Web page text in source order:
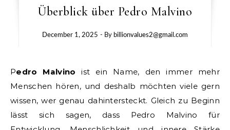
Überblick über Pedro Malvino
December 1, 2025 - By billionvalues2@gmail.com
Pedro Malvino ist ein Name, den immer mehr
Menschen hören, und deshalb möchten viele gern
wissen, wer genau dahintersteckt. Gleich zu Beginn
lässt sich sagen, dass Pedro Malvino für